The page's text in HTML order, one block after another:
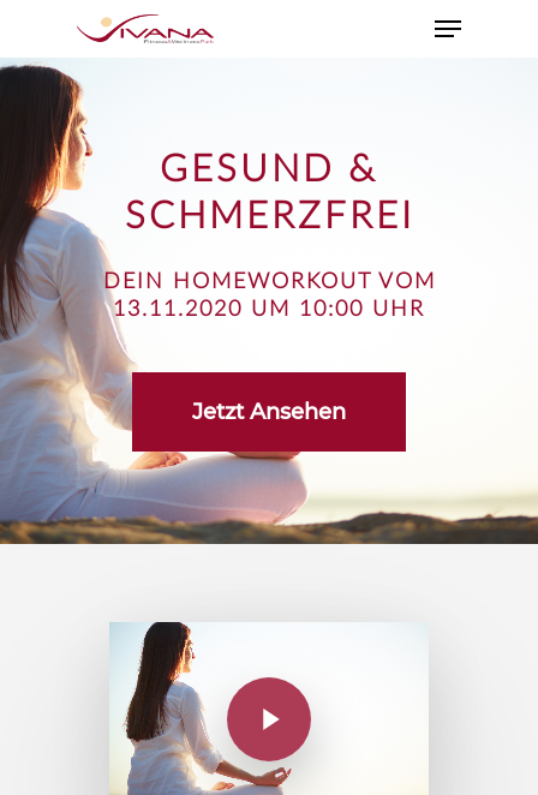
GESUND &
SCHMERZFREI
DEIN HOMEWORKOUT VOM
13.11.2020 UM 10:00 UHR
Jetzt Ansehen